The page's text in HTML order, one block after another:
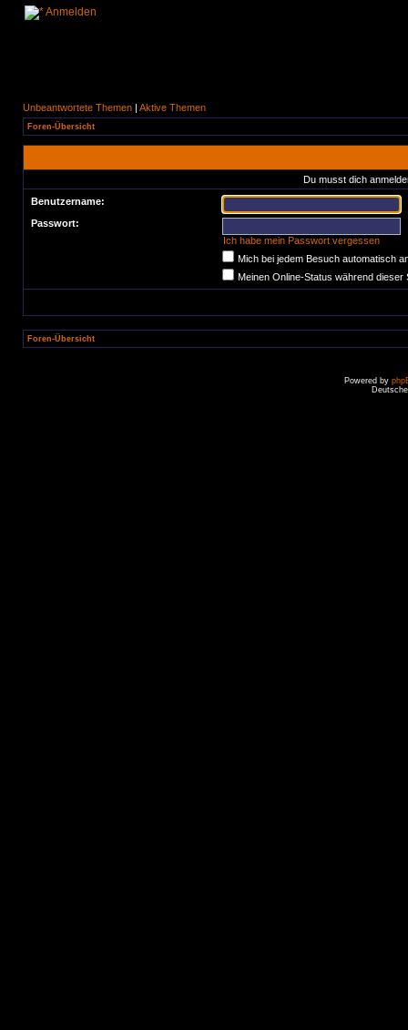
Anmelden
Unbeantwortete Themen | Aktive Themen
Foren-Übersicht
Du musst dich
Benutzername:
Passwort:
Ich habe mein Passwort vergessen
Mich bei jedem Besuch automatisch
Meinen Online-Status während dieser
Foren-Übersicht
Powered by